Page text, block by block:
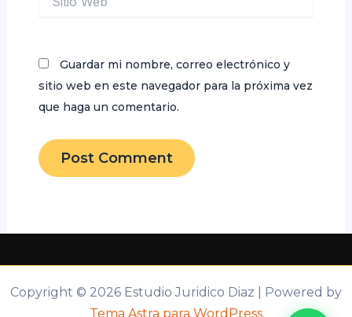
Web
Guardar mi nombre, correo electrónico y
sitio web en este navegador para la próxima vez
que haga un comentario.
Copyright © 2026 Estudio Juridico Diaz | Powered by
Tema Astra para WordPress